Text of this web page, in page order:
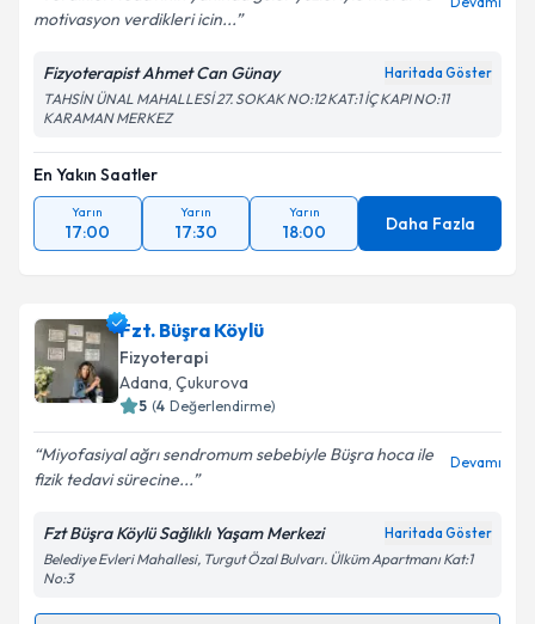
Metni'ni okudum ve kişisel verilerimin belirtilen
motivasyon verdikleri icin...
Fizyoterapist Ahmet Can Günay Haritada Göster
TAHSİN ÜNAL MAHALLESİ 27. SOKAK NO:12 KAT:1 İÇ KAPI NO:11
KARAMAN MERKEZ
En Yakın Saatler
Yarın
17:00
Yarın
17:30
Yarın
18:00 Daha Fazla
Fzt. Büşra Köylü
Fizyoterapi
Adana, Çukurova
5 (4 Değerlendirme)
Miyofasiyal ağrı sendromum sebebiyle Büşra hoca ile
fizik tedavi sürecine...
Devamı
Fzt Büşra Köylü Sağlıklı Yaşam Merkezi Haritada Göster
Belediye Evleri Mahallesi, Turgut Özal Bulvarı. Ülküm Apartmanı Kat:1
No:3